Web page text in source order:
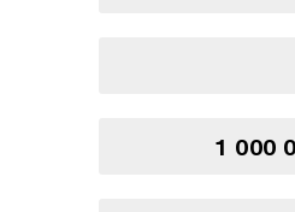
1 000